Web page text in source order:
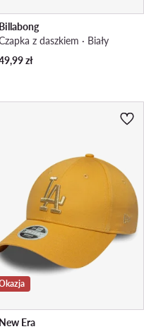
Billabong
z daszkiem · Biały
zł
New Era